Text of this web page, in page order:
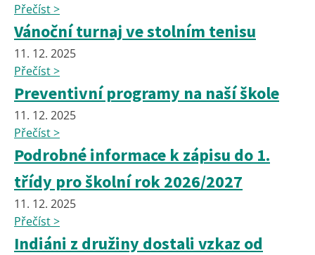
Přečíst >
Vánoční turnaj ve stolním tenisu
11. 12. 2025
Přečíst >
Preventivní programy na naší škole
11. 12. 2025
Přečíst >
Podrobné informace k zápisu do 1.
třídy pro školní rok 2026/2027
11. 12. 2025
Přečíst >
Indiáni z družiny dostali vzkaz od